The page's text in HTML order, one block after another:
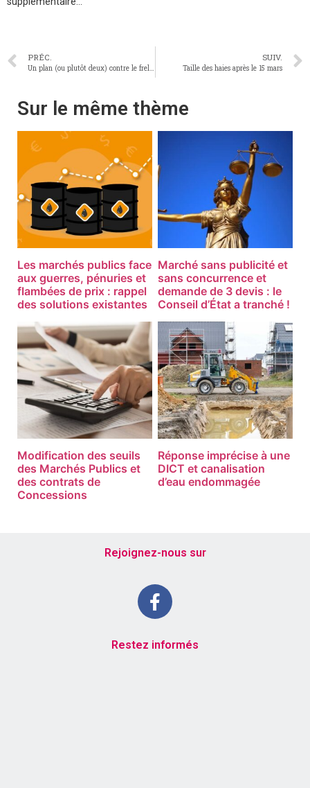
PRÉC.
Un plan (ou plutôt deux) contre le frelon asiatique !
SUIV.
Taille des haies après le 15 mars
Sur le même thème
Les marchés publics face
aux guerres, pénuries et
flambées de prix : rappel
des solutions existantes
Marché sans publicité et
sans concurrence et
demande de 3 devis : le
Conseil d’État a tranché !
Modification des seuils
des Marchés Publics et
des contrats de
Concessions
Réponse imprécise à une
DICT et canalisation
d’eau endommagée
Rejoignez-nous sur
Restez informés